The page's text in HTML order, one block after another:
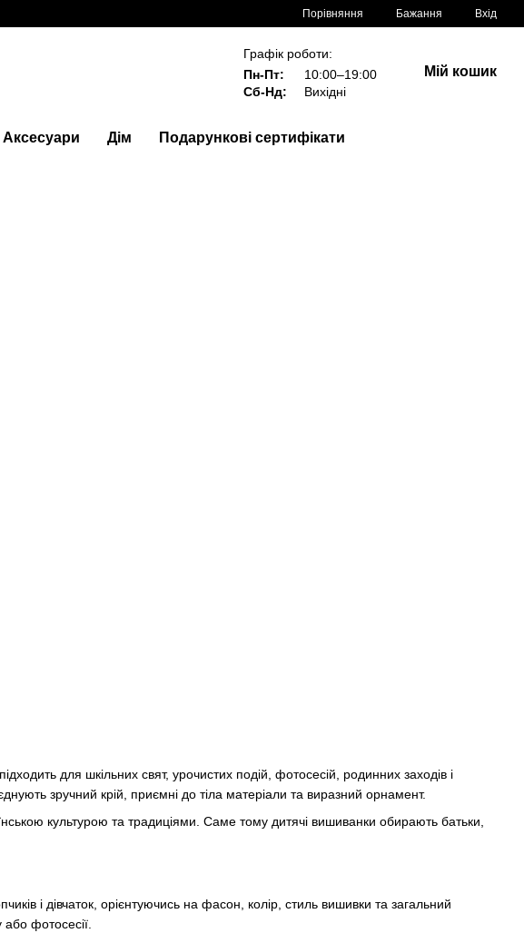
Порівняння Бажання Вхід
Графік роботи:
Пн-Пт:
10:00–19:00
Сб-Нд:
Вихідні
Мій кошик
Аксесуари Дім Подарункові сертифікати
для шкільних свят, урочистих подій, фотосесій, родинних заходів і
зручний крій, приємні до тіла матеріали та виразний орнамент.
культурою та традиціями. Саме тому дитячі вишиванки обирають батьки,
і дівчаток, орієнтуючись на фасон, колір, стиль вишивки та загальний
або фотосесії.